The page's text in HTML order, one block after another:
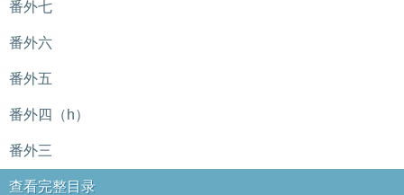
番外七
番外六
番外五
番外四（h）
番外三
查看完整目录